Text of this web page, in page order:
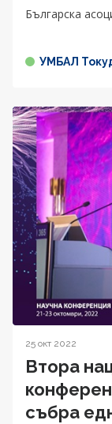
Българска
УМБАЛ
25 окт 2022
Втора
събра